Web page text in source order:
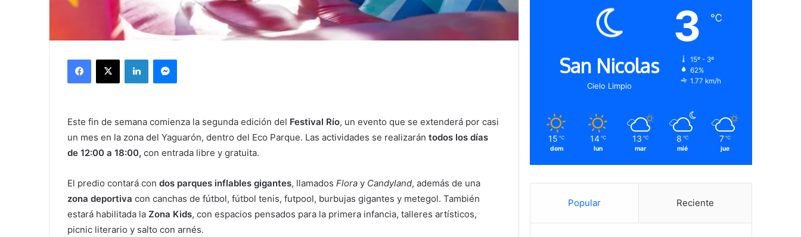
X LinkedIn
Este fin de semana comienza la segunda edición del Festival Río, un evento que se extenderá por casi
un mes en la zona del Yaguarón, dentro del Eco Parque. Las actividades se realizarántodos los días
de 12:00 a 18:00, con entrada libre y gratuita.
El predio contará condos parques inflables gigantes, llamadosFlora y Candyland, además de una
zona deportiva con canchas de fútbol, fútbol tenis, futpool, burbujas gigantes y metegol. También
estará habilitada laZona Kids, con espacios pensados para la primera infancia, talleres artísticos,
picnic literario y salto con arnés.
San Nicolas
Cielo Limpio
3 ℃
15º - 3º
62%
1.77 km/h
15 ℃
dom
14 ℃
lun
13 ℃
mar
8 ℃
mié
7 ℃
jue
Popular Reciente